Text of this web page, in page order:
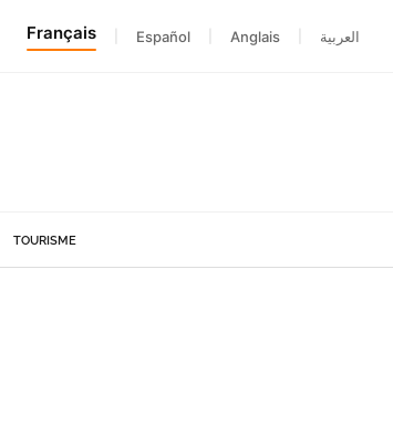
Français Español Anglais العربية
TOURISME